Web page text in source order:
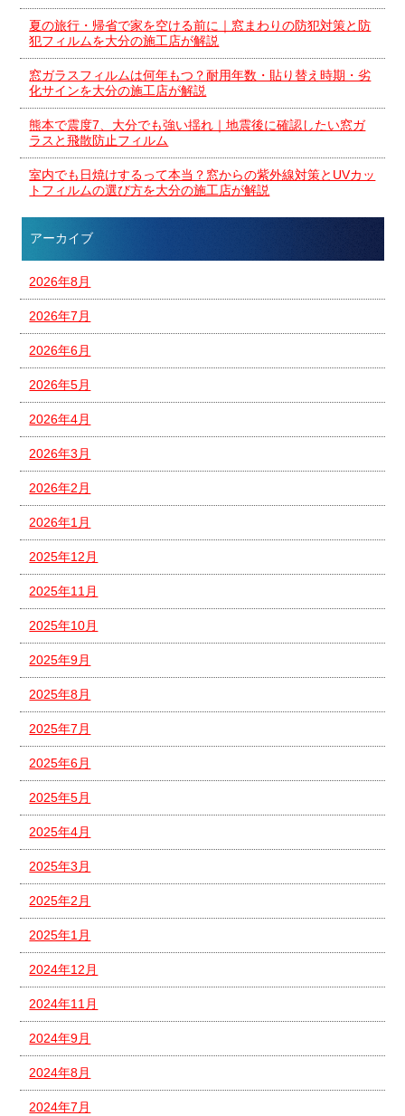
夏の旅行・帰省で家を空ける前に｜窓まわりの防犯対策と防
犯フィルムを大分の施工店が解説
窓ガラスフィルムは何年もつ？耐用年数・貼り替え時期・劣
化サインを大分の施工店が解説
熊本で震度7、大分でも強い揺れ｜地震後に確認したい窓ガ
ラスと飛散防止フィルム
室内でも日焼けするって本当？窓からの紫外線対策とUVカッ
トフィルムの選び方を大分の施工店が解説
アーカイブ
2026年8月
2026年7月
2026年6月
2026年5月
2026年4月
2026年3月
2026年2月
2026年1月
2025年12月
2025年11月
2025年10月
2025年9月
2025年8月
2025年7月
2025年6月
2025年5月
2025年4月
2025年3月
2025年2月
2025年1月
2024年12月
2024年11月
2024年9月
2024年8月
2024年7月